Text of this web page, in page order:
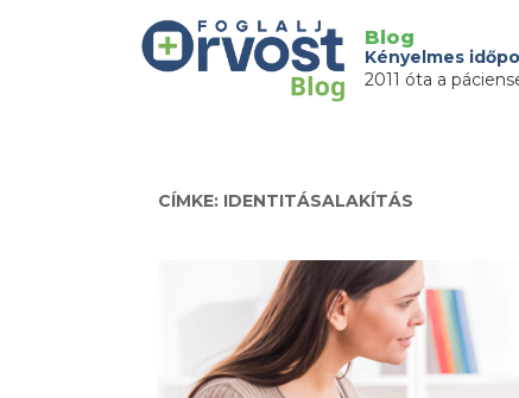
Blog
Kényelmes
2011 óta a
CÍMKE: IDENTITÁSALAKÍTÁS